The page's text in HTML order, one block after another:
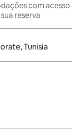
com acesso
reserva
estiverem